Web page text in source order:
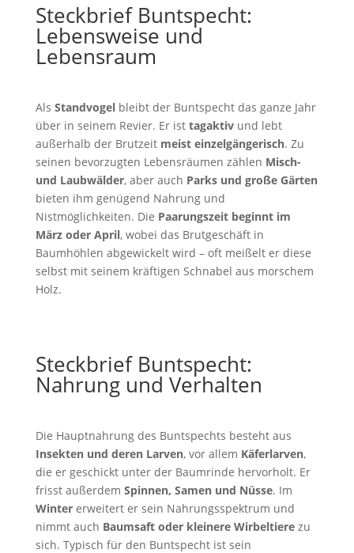
Steckbrief Buntspecht:
Lebensweise und
Lebensraum
Als Standvogelbleibt der Buntspecht das ganze Jahr
über in seinem Revier. Er ist tagaktivund lebt
außerhalb der Brutzeit meist einzelgängerisch. Zu
seinen bevorzugten Lebensräumen zählen Misch-
und Laubwälder, aber auch Parks und große Gärten
bieten ihm genügend Nahrung und
Nistmöglichkeiten. Die Paarungszeit beginnt im
März oder April, wobei das Brutgeschäft in
Baumhöhlen abgewickelt wird – oft meißelt er diese
selbst mit seinem kräftigen Schnabel aus morschem
Holz.
Steckbrief Buntspecht:
Nahrung und Verhalten
Die Hauptnahrung des Buntspechts besteht aus
Insekten und deren Larven, vor allem Käferlarven,
die er geschickt unter der Baumrinde hervorholt. Er
frisst außerdem Spinnen, Samen und Nüsse. Im
Wintererweitert er sein Nahrungsspektrum und
nimmt auch Baumsaft oder kleinere Wirbeltierezu
sich. Typisch für den Buntspecht ist sein